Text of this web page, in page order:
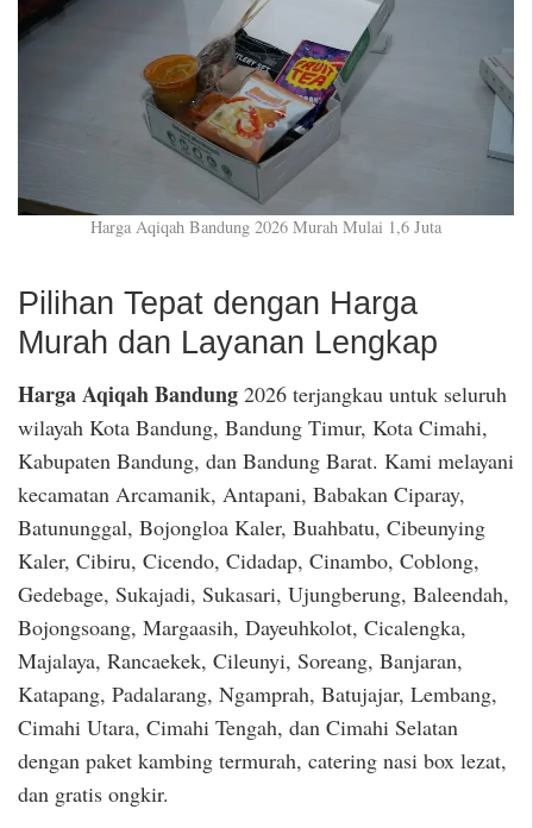
Harga Aqiqah Bandung 2026 Murah Mulai 1,6 Juta
Pilihan Tepat dengan Harga
Murah dan Layanan Lengkap
Harga Aqiqah Bandung 2026 terjangkau untuk seluruh
wilayah Kota Bandung, Bandung Timur, Kota Cimahi,
Kabupaten Bandung, dan Bandung Barat. Kami melayani
kecamatan Arcamanik, Antapani, Babakan Ciparay,
Batununggal, Bojongloa Kaler, Buahbatu, Cibeunying
Kaler, Cibiru, Cicendo, Cidadap, Cinambo, Coblong,
Gedebage, Sukajadi, Sukasari, Ujungberung, Baleendah,
Bojongsoang, Margaasih, Dayeuhkolot, Cicalengka,
Majalaya, Rancaekek, Cileunyi, Soreang, Banjaran,
Katapang, Padalarang, Ngamprah, Batujajar, Lembang,
Cimahi Utara, Cimahi Tengah, dan Cimahi Selatan
dengan paket kambing termurah, catering nasi box lezat,
dan gratis ongkir.